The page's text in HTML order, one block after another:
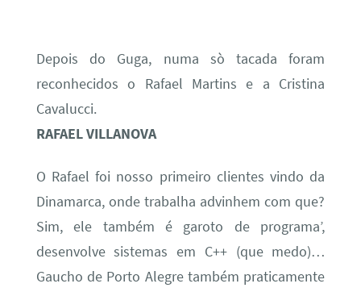
Depois do Guga, numa sò tacada foram
reconhecidos o Rafael Martins e a Cristina
Cavalucci.
RAFAEL VILLANOVA
O Rafael foi nosso primeiro clientes vindo da
Dinamarca, onde trabalha advinhem com que?
Sim, ele também é garoto de programa’,
desenvolve sistemas em C++ (que medo)…
Gaucho de Porto Alegre também praticamente